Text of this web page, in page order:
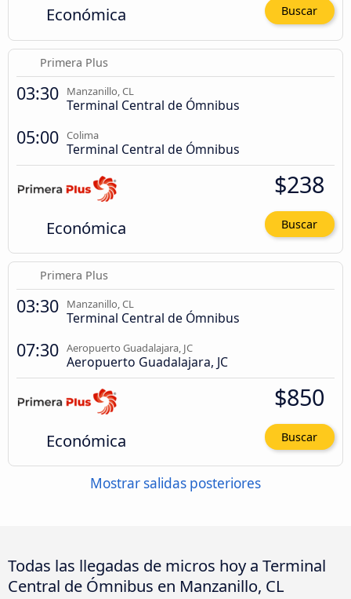
Económica Buscar
Primera Plus
03:30 Manzanillo, CL
Terminal Central de Ómnibus
05:00 Colima
Terminal Central de Ómnibus
Económica
$238
Buscar
Primera Plus
03:30 Manzanillo, CL
Terminal Central de Ómnibus
07:30 Aeropuerto Guadalajara, JC
Aeropuerto Guadalajara, JC
Económica
$850
Buscar
Mostrar salidas posteriores
Todas las llegadas de micros hoy a Terminal
Central de Ómnibus en Manzanillo, CL